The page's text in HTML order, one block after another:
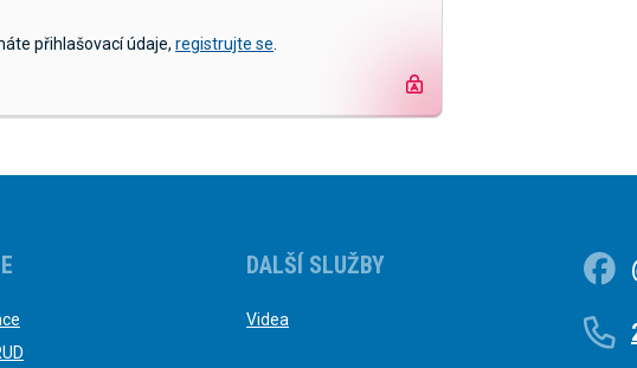
přihlašovací údaje, registrujte se
DALŠÍ SLUŽBY
Videa